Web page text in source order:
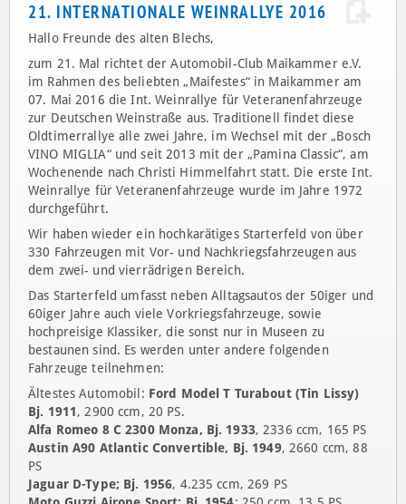
Weiterlesen …9.
Slalom
in
Landau
21. INTERNATIONALE WEINRALLYE 2016
Hallo Freunde des alten Blechs,
zum 21. Mal richtet der Automobil-Club Maikammer e.V.
im Rahmen des beliebten „Maifestes“ in Maikammer am
07. Mai 2016 die Int. Weinrallye für Veteranenfahrzeuge
zur Deutschen Weinstraße aus. Traditionell findet diese
Oldtimerrallye alle zwei Jahre, im Wechsel mit der „Bosch
VINO MIGLIA“ und seit 2013 mit der „Pamina Classic“, am
Wochenende nach Christi Himmelfahrt statt. Die erste Int.
Weinrallye für Veteranenfahrzeuge wurde im Jahre 1972
durchgeführt.
Wir haben wieder ein hochkarätiges Starterfeld von über
330 Fahrzeugen mit Vor- und Nachkriegsfahrzeugen aus
dem zwei- und vierrädrigen Bereich.
Das Starterfeld umfasst neben Alltagsautos der 50iger und
60iger Jahre auch viele Vorkriegsfahrzeuge, sowie
hochpreisige Klassiker, die sonst nur in Museen zu
bestaunen sind. Es werden unter andere folgenden
Fahrzeuge teilnehmen:
Ältestes Automobil:Ford Model T Turabout